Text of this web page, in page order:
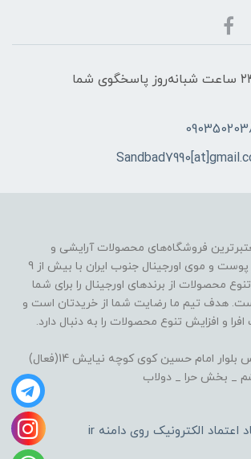
هفت روز هفته ، ۲۴ ساعت شبانه‌روز پاسخگوی شما
فروشگاه‌های محصولات آرایشی و
بهداشتی ، مراقبت از پوست و موی اورجینال جنوب ایران با بیش از 9
محصولات از برندهای اورجینال را برای شما
هدف تیم ما رضایت شما از خریدتان است و
و افزایش تنوع محصولات را به دنبال دارد.
امام حسین کوی کوچه نیایش 14(فعال)
_ بخش حرا _ دولاب